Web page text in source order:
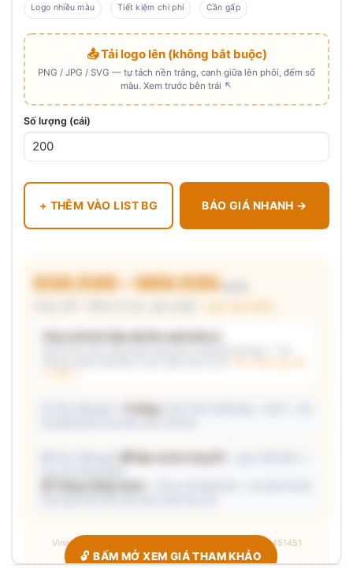
Logo nhiều màu Tiết kiệm chi phí Cần gấp
📤 Tải logo lên (không bắt buộc)
PNG / JPG / SVG — tự tách nền trắng, canh giữa lên phôi, đếm số
màu. Xem trước bên trái ↖
Số lượng (cái)
+ THÊM VÀO LIST BG BÁO GIÁ NHANH →
636.500 – 689.500
🔓 BẤM MỞ XEM GIÁ THAM KHẢO
Vinaly · Công xưởng quà tặng B2B · Hotline/Zalo 0705451451